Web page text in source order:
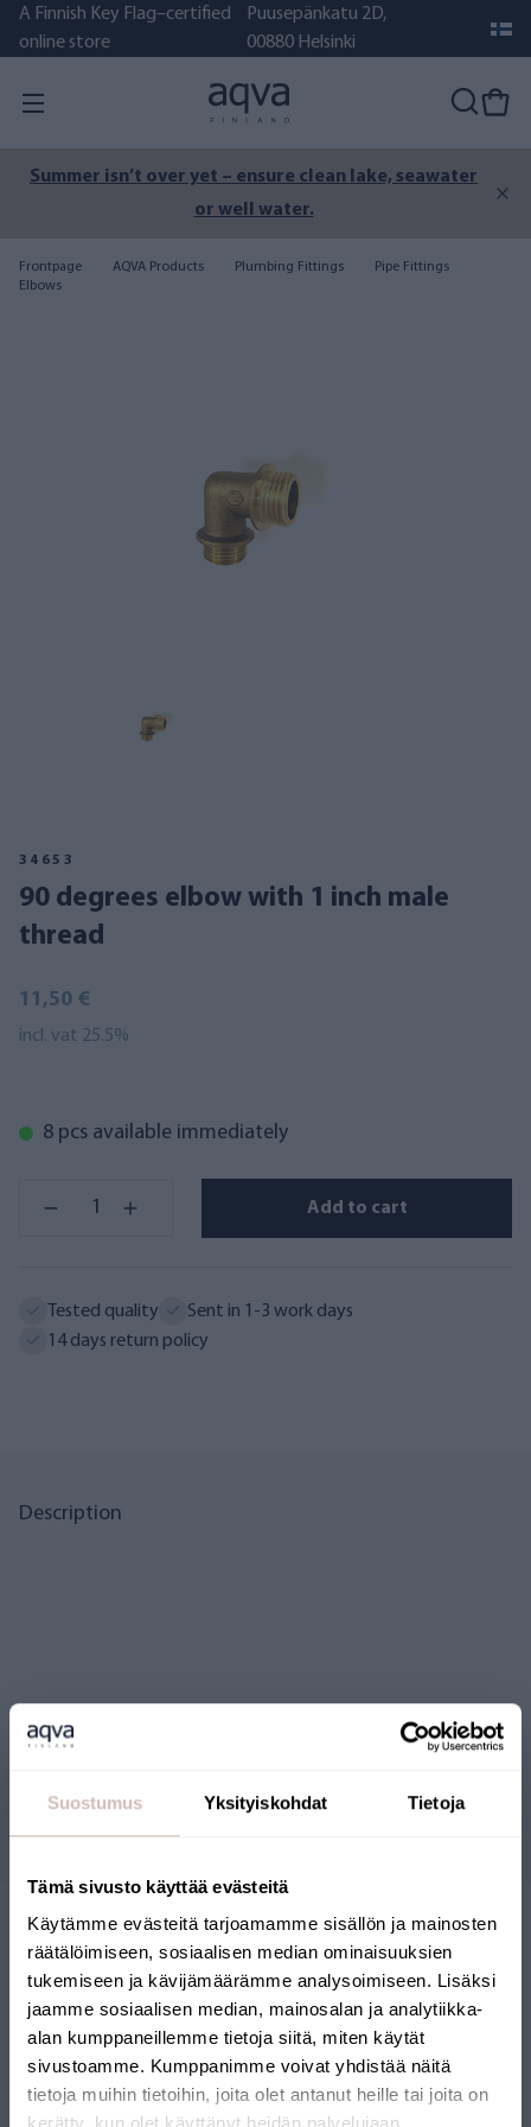
Suostumus Yksityiskohdat Tietoja
Tämä sivusto käyttää evästeitä
Käytämme evästeitä tarjoamamme sisällön ja mainosten
räätälöimiseen, sosiaalisen median ominaisuuksien
tukemiseen ja kävijämäärämme analysoimiseen. Lisäksi
jaamme sosiaalisen median, mainosalan ja analytiikka-
alan kumppaneillemme tietoja siitä, miten käytät
sivustoamme. Kumppanimme voivat yhdistää näitä
tietoja muihin tietoihin, joita olet antanut heille tai joita on
A Finnish Key Flag–certified
online store
Puusepänkatu 2D,
00880 Helsinki
Summer isn’t over yet – ensure clean lake, seawater
or well water.
Frontpage AQVA Products Plumbing Fittings
Pipe Fittings
Elbows
34653
90 degrees elbow with 1 inch male
thread
11,50 €
incl. vat 25.5%
8 pcs available immediately
Add to cart
Tested quality
Sent in 1-3 work days
14 days return policy
Description
Reviews
FINNISH ONLINE SHOP